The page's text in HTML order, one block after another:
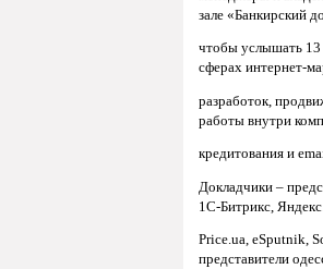
зале «Банкирский
чтобы услышать 13
сферах интернет-
разработок,
работы внутри
кредитования и
Докладчики –
1С-Битрикс,
Price.ua, eSputnik,
представители